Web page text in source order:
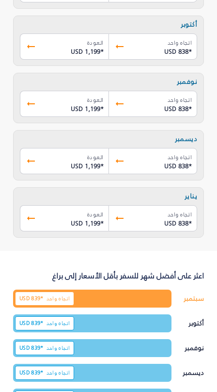
أكتوبر
اتجاه واحد
USD 838*
العودة
USD 1,199*
نوفمبر
اتجاه واحد
USD 838*
العودة
USD 1,199*
ديسمبر
اتجاه واحد
USD 838*
العودة
USD 1,199*
يناير
اتجاه واحد
USD 838*
العودة
USD 1,199*
اعثر على أفضل شهر للسفر بأقل الأسعار إلى براغ
سبتمبر اتجاه واحد USD839*
أكتوبر اتجاه واحد USD839*
نوفمبر اتجاه واحد USD839*
ديسمبر اتجاه واحد USD839*